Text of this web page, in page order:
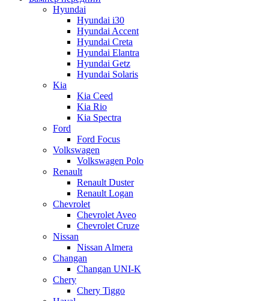
Hyundai
Hyundai i30
Hyundai Accent
Hyundai Creta
Hyundai Elantra
Hyundai Getz
Hyundai Solaris
Kia
Kia Ceed
Kia Rio
Kia Spectra
Ford
Ford Focus
Volkswagen
Volkswagen Polo
Renault
Renault Duster
Renault Logan
Chevrolet
Chevrolet Aveo
Chevrolet Cruze
Nissan
Nissan Almera
Changan
Changan UNI-K
Chery
Chery Tiggo